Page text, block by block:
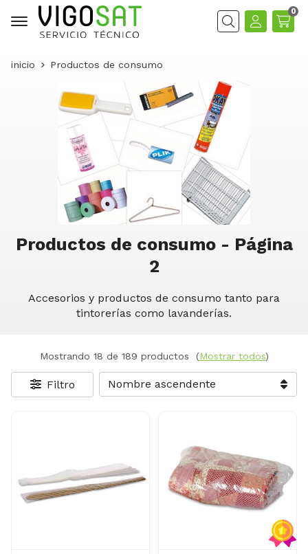
Buscar
0
inicio Productos de consumo
Productos de consumo - Página
2
Accesorios y productos de consumo tanto para
tintorerías como lavanderías.
Mostrando 18 de 189 productos (Mostrar todos)
Filtro